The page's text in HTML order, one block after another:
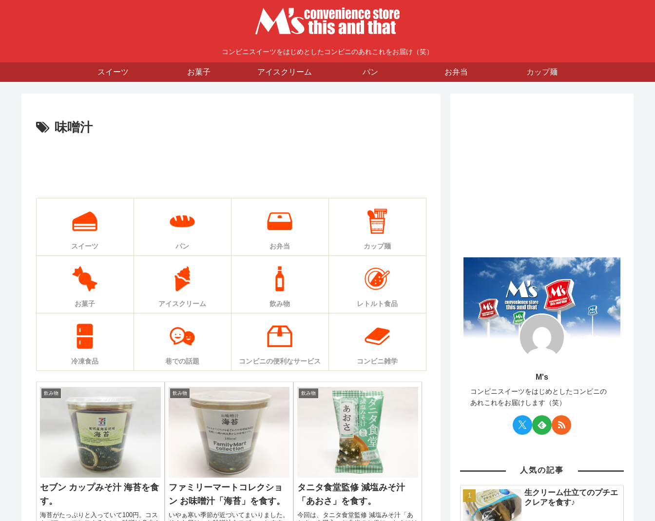
コンビニスイーツをはじめとしたコンビニのあれこれをお届け（笑）
スイーツ お菓子 アイスクリーム パン お弁当 カップ麺
味噌汁
スイーツ パン お弁当 カップ麺
お菓子 アイスクリーム 飲み物 レトルト食品
冷凍食品 巷での話題 コンビニの便利なサービス コンビニ雑学
飲み物
セブン カップみそ汁 海苔を食
す。
海苔がたっぷりと入っていて100円。コス
飲み物
ファミリーマートコレクショ
ン お味噌汁「海苔」を食す。
いやぁ寒い季節が近づいてまいりました。
飲み物
タニタ食堂監修 減塩みそ汁
「あおさ」を食す。
今回は、タニタ食堂監修 減塩みそ汁「あ
M's
コンビニスイーツをはじめとしたコンビニの
あれこれをお届けします（笑）
人気の記事
生クリーム仕立てのプチエ
クレアを食す♪